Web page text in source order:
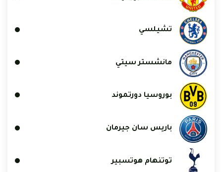
تشيلسي
مانشستر سيتي
بوروسيا دورتموند
باريس سان جيرمان
توتنهام هوتسبير